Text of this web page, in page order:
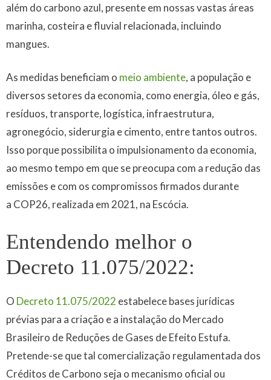
além do carbono azul, presente em nossas vastas áreas
marinha, costeira e fluvial relacionada, incluindo
mangues.
As medidas beneficiam o meio ambiente, a população e
diversos setores da economia, como energia, óleo e gás,
resíduos, transporte, logística, infraestrutura,
agronegócio, siderurgia e cimento, entre tantos outros.
Isso porque possibilita o impulsionamento da economia,
ao mesmo tempo em que se preocupa com a redução das
emissões e com os compromissos firmados durante
a COP26, realizada em 2021, na Escócia.
Entendendo melhor o
Decreto 11.075/2022:
O Decreto 11.075/2022 estabelece bases jurídicas
prévias para a criação e a instalação do Mercado
Brasileiro de Reduções de Gases de Efeito Estufa.
Pretende-se que tal comercialização regulamentada dos
Créditos de Carbono seja o mecanismo oficial ou